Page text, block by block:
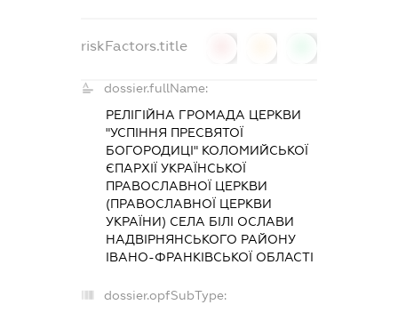
riskFactors.title
dossier.fullName:
РЕЛІГІЙНА ГРОМАДА ЦЕРКВИ
"УСПІННЯ ПРЕСВЯТОЇ
БОГОРОДИЦІ" КОЛОМИЙСЬКОЇ
ЄПАРХІЇ УКРАЇНСЬКОЇ
ПРАВОСЛАВНОЇ ЦЕРКВИ
(ПРАВОСЛАВНОЇ ЦЕРКВИ
УКРАЇНИ) СЕЛА БІЛІ ОСЛАВИ
НАДВІРНЯНСЬКОГО РАЙОНУ
ІВАНО-ФРАНКІВСЬКОЇ ОБЛАСТІ
dossier.opfSubType: